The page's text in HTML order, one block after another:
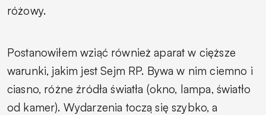
różowy.
Postanowiłem wziąć również aparat w cięższe
warunki, jakim jest Sejm RP. Bywa w nim ciemno i
ciasno, różne źródła światła (okno, lampa, światło
od kamer). Wydarzenia toczą się szybko, a